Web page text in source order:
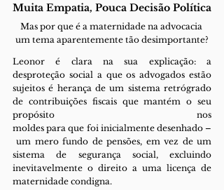
Muita Empatia, Pouca Decisão Política
Mas por que é a maternidade na advocacia
um tema aparentemente tão desimportante?
Leonor é clara na sua explicação: a
desproteção social a que os advogados estão
sujeitos é herança de um sistema retrógrado
de contribuições fiscais que mantém o seu
propósito nos
moldes para que foi inicialmente desenhado –
um mero fundo de pensões, em vez de um
sistema de segurança social, excluindo
inevitavelmente o direito a uma licença de
maternidade condigna.